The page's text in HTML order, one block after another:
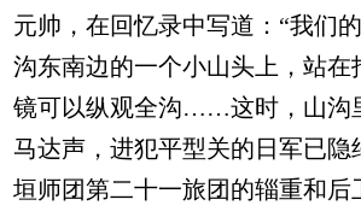
元帅，在回忆录中写道：“我们
沟东南边的一个小山头上，站在
镜可以纵观全沟……这时，山沟
马达声，进犯平型关的日军已隐
垣师团第二十一旅团的辎重和后